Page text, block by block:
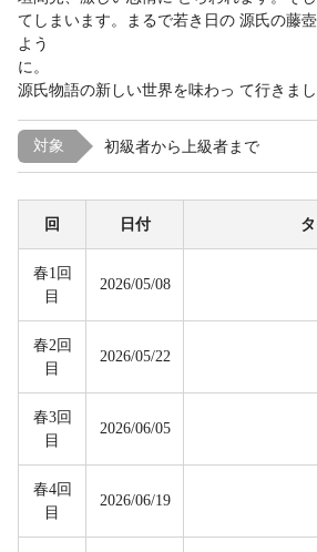
てしまいます。まるで若き日の 源氏の藤
よう
源氏物語の新しい世界を味わっ て行きまし
対象 初級者から上級者まで
回 日付
春1回
目
2026/05/08
春2回
目
2026/05/22
春3回
目
2026/06/05
春4回
目
2026/06/19